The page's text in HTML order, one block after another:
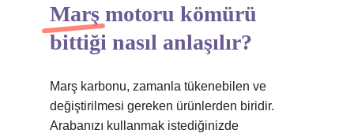
Marş motoru kömürü
bittiği nasıl anlaşılır?
Marş karbonu, zamanla tükenebilen ve
değiştirilmesi gereken ürünlerden biridir.
Arabanızı kullanmak istediğinizde